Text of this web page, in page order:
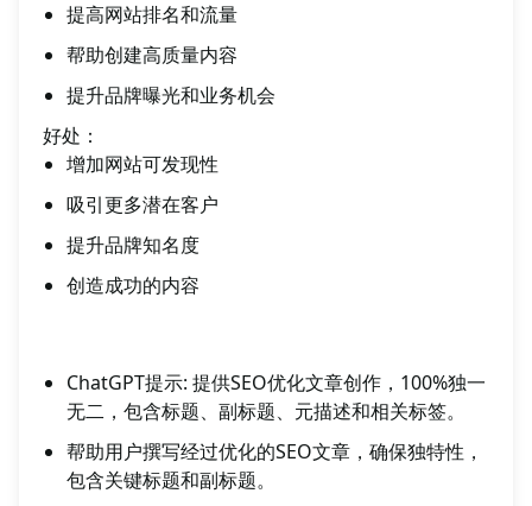
提高网站排名和流量
帮助创建高质量内容
提升品牌曝光和业务机会
好处：
增加网站可发现性
吸引更多潜在客户
提升品牌知名度
创造成功的内容
ChatGPT提示: 提供SEO优化文章创作，100%独一
无二，包含标题、副标题、元描述和相关标签。
帮助用户撰写经过优化的SEO文章，确保独特性，
包含关键标题和副标题。